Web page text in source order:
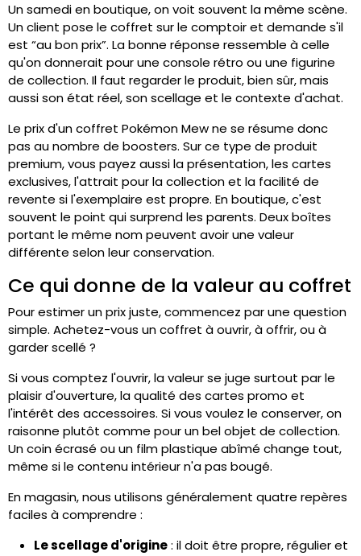
Un samedi en boutique, on voit souvent la même scène.
Un client pose le coffret sur le comptoir et demande s'il
est “au bon prix”. La bonne réponse ressemble à celle
qu'on donnerait pour une console rétro ou une figurine
de collection. Il faut regarder le produit, bien sûr, mais
aussi son état réel, son scellage et le contexte d'achat.
Le prix d'un coffret Pokémon Mew ne se résume donc
pas au nombre de boosters. Sur ce type de produit
premium, vous payez aussi la présentation, les cartes
exclusives, l'attrait pour la collection et la facilité de
revente si l'exemplaire est propre. En boutique, c'est
souvent le point qui surprend les parents. Deux boîtes
portant le même nom peuvent avoir une valeur
différente selon leur conservation.
Ce qui donne de la valeur au coffret
Pour estimer un prix juste, commencez par une question
simple. Achetez-vous un coffret à ouvrir, à offrir, ou à
garder scellé ?
Si vous comptez l'ouvrir, la valeur se juge surtout par le
plaisir d'ouverture, la qualité des cartes promo et
l'intérêt des accessoires. Si vous voulez le conserver, on
raisonne plutôt comme pour un bel objet de collection.
Un coin écrasé ou un film plastique abîmé change tout,
même si le contenu intérieur n'a pas bougé.
En magasin, nous utilisons généralement quatre repères
faciles à comprendre :
Le scellage d'origine: il doit être propre, régulier et